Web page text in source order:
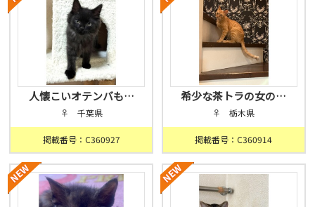
人懐こいオテンバも…
♀ 千葉県
掲載番号：C360927
希少な茶トラの女の…
♀ 栃木県
掲載番号：C360914